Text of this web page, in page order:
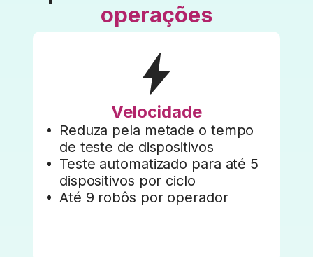
operações
Velocidade
Reduza pela metade o tempo
de teste de dispositivos
Teste automatizado para até 5
dispositivos por ciclo
Até 9 robôs por operador